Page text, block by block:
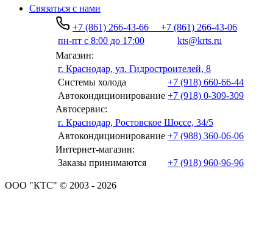
Связаться с нами
+7 (861) 266-43-66
+7 (861) 266-43-06
пн-пт с 8:00 до 17:00
kts@krts.ru
Магазин:
г. Краснодар, ул. Гидростроителей, 8
Системы холода
+7 (918) 660-66-44
Автокондиционирование +7 (918) 0-309-309
Автосервис:
г. Краснодар, Ростовское Шоссе, 34/5
Автокондиционирование +7 (988) 360-06-06
Интернет-магазин:
Заказы принимаются
+7 (918) 960-96-96
ООО "КТС" © 2003 - 2026